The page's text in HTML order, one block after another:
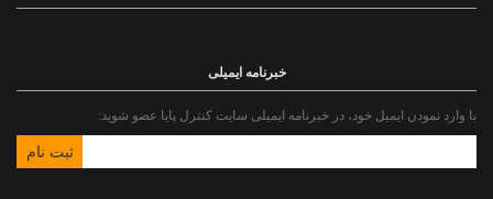
خبرنامه ایمیلی
با وارد نمودن ایمیل خود، در خبرنامه ایمیلی سایت کنترل پایا عضو شوید: